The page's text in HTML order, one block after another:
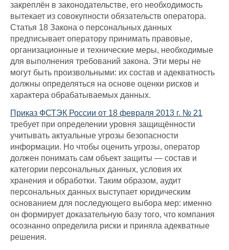
закреплён в законодательстве, его необходимость
вытекает из совокупности обязательств оператора.
Статья 18 Закона о персональных данных
предписывает оператору принимать правовые,
организационные и технические меры, необходимые
для выполнения требований закона. Эти меры не
могут быть произвольными: их состав и адекватность
должны определяться на основе оценки рисков и
характера обрабатываемых данных.
Приказ ФСТЭК России от 18 февраля 2013 г. № 21
требует при определении уровня защищённости
учитывать актуальные угрозы безопасности
информации. Но чтобы оценить угрозы, оператор
должен понимать сам объект защиты — состав и
категории персональных данных, условия их
хранения и обработки. Таким образом, аудит
персональных данных выступает юридическим
основанием для последующего выбора мер: именно
он формирует доказательную базу того, что компания
осознанно определила риски и приняла адекватные
решения.